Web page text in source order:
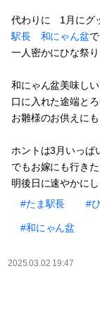
代わりに 1月にグ
駅長 和にゃん盆
一人密かにひな祭り
和にゃん盆美味しい
口に入れた途端と
お雛様のお供えに
ホントは3月いっぱ
でもお嫁にも行き
明後日に速やかにし
#たま駅長
#
#和にゃん盆
2025.03.02 19:47